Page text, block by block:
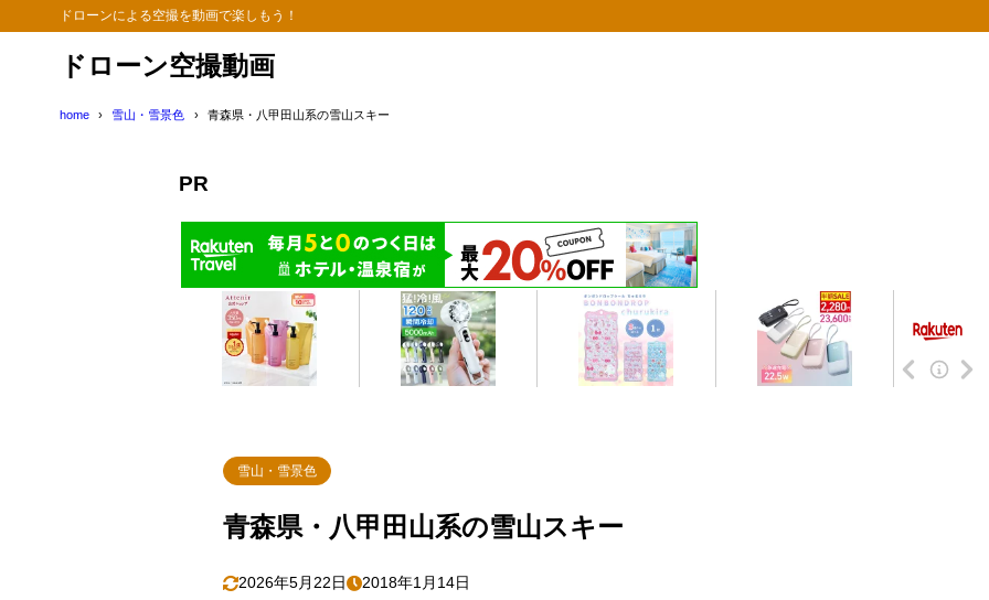
ドローンによる空撮を動画で楽しもう！
ドローン空撮動画
home 雪山・雪景色 青森県・八甲田山系の雪山スキー
PR
雪山・雪景色
青森県・八甲田山系の雪山スキー
2026年5月22日 2018年1月14日